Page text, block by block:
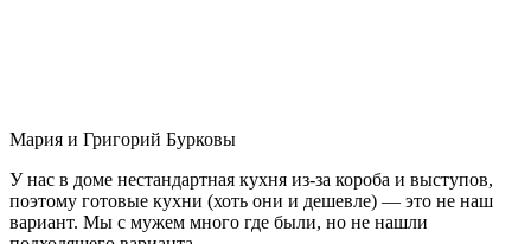
Мария и Григорий Бурковы
У нас в доме нестандартная кухня из-за короба и выступов,
поэтому готовые кухни (хоть они и дешевле) — это не наш
вариант. Мы с мужем много где были, но не нашли